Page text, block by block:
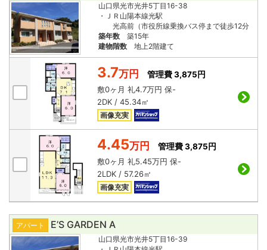
山口県光市光井5丁目16-38
・ＪＲ山陽本線光駅
光高前（市役所線乗換バス停まで徒歩12分
築年数
築15年
建物階数
地上2階建て
3.7万円
管理費 3,875円
敷0ヶ月 礼4.7万円 保-
2DK / 45.34㎡
画像充実
4.45万円
管理費 3,875円
敷0ヶ月 礼5.45万円 保-
2LDK / 57.26㎡
画像充実
アパート E’S GARDEN A
山口県光市光井5丁目16-39